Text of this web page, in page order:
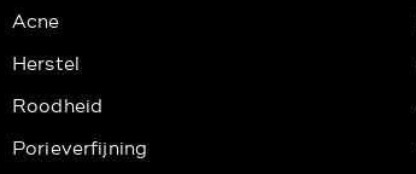
Acne
Herstel
Roodheid
Porieverfijning